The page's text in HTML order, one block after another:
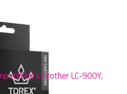
s Brother LC-900Y,